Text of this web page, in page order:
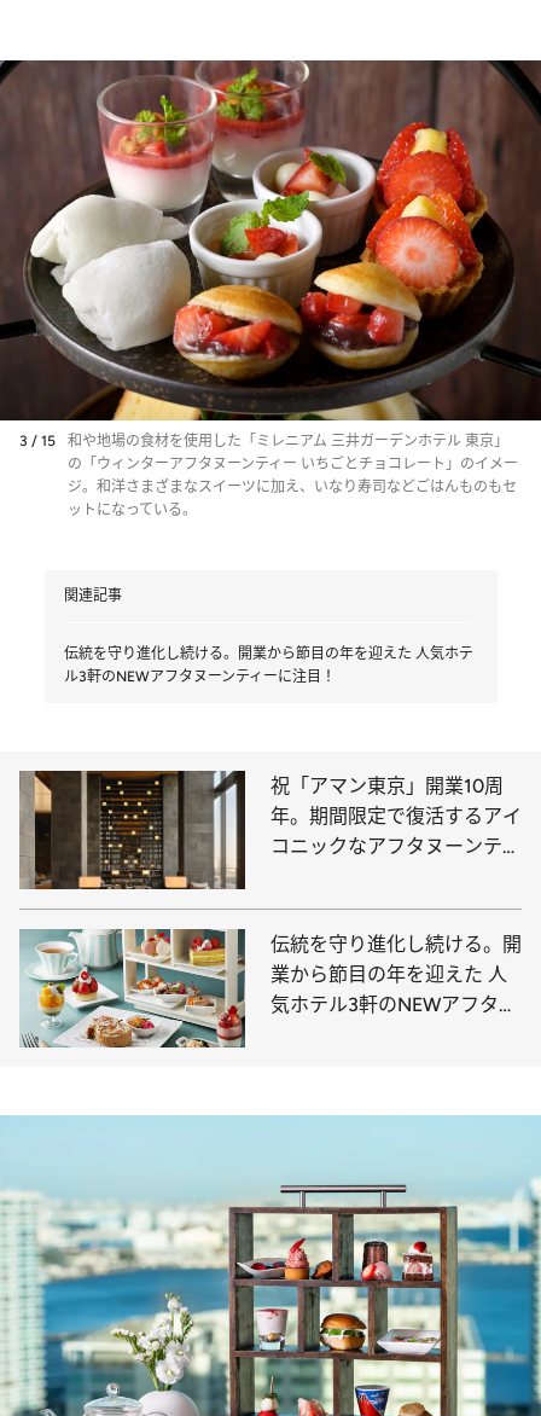
3 / 15
和や地場の食材を使用した「ミレニアム 三井ガーデンホテル 東京」
の「ウィンターアフタヌーンティー いちごとチョコレート」のイメー
ジ。和洋さまざまなスイーツに加え、いなり寿司などごはんものもセ
ットになっている。
関連記事
伝統を守り進化し続ける。開業から節目の年を迎えた 人気ホテ
ル3軒のNEWアフタヌーンティーに注目！
祝「アマン東京」開業10周
年。期間限定で復活するアイ
コニックなアフタヌーンティ
伝統を守り進化し続ける。開
業から節目の年を迎えた 人
気ホテル3軒のNEWアフタヌ